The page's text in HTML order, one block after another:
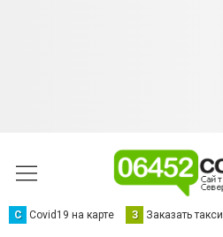
С Сovid19 на карте З Заказать такси